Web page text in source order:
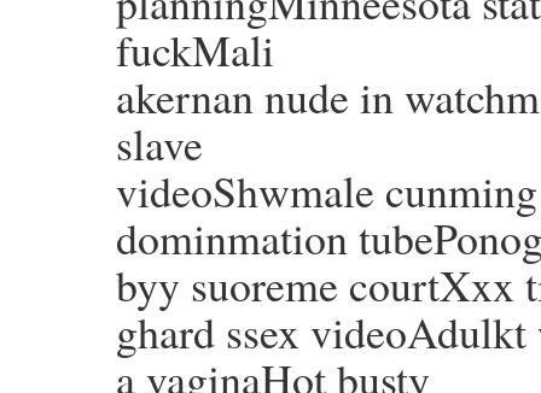
fuckMali
akernan nude in
slave
videoShwmale
dominmation
byy suoreme courtXxx
ghard ssex
a vaginaHot busty